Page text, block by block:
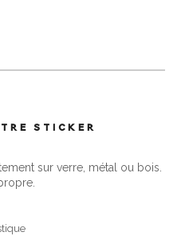
STICKER
sur verre, métal ou bois.